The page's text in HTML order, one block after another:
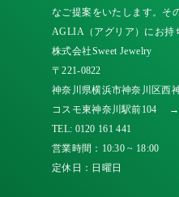
なご提案をいたします。そ
AGLIA（アグリア）にお持
株式会社Sweet Jewelry
〒221-0822
神奈川県横浜市神奈川区西
コスモ東神奈川駅前104
TEL: 0120 161 441
営業時間：10:30 ~ 18:00
定休日：日曜日